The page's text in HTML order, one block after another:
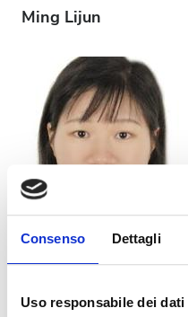
Consenso Dettagli
Uso responsabile dei dati
Ming Lijun
Doctor